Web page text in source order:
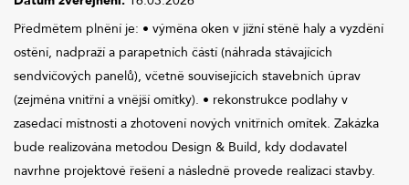
Předmětem plnění je: • výměna oken v jižní stěně haly a vyzdění
ostění, nadpraží a parapetních částí (náhrada stávajících
sendvičových panelů), včetně souvisejících stavebních úprav
(zejména vnitřní a vnější omítky). • rekonstrukce podlahy v
zasedací místnosti a zhotovení nových vnitřních omítek. Zakázka
bude realizována metodou Design & Build, kdy dodavatel
navrhne projektové řešení a následně provede realizaci stavby.